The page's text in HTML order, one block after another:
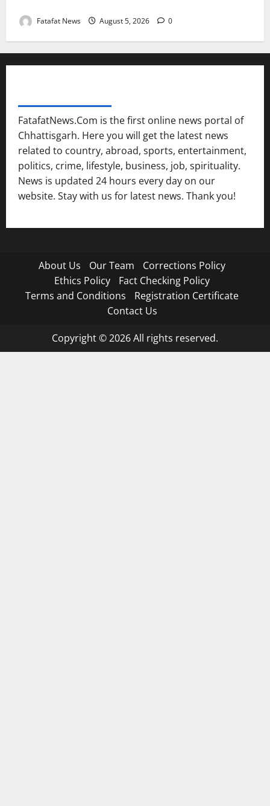
Fatafat News August 5, 2026 0
FatafatNews.Com is the first online news portal of
Chhattisgarh. Here you will get the latest news
related to country, abroad, sports, entertainment,
politics, crime, lifestyle, business, job, spirituality.
News is updated 24 hours every day on our
website. Stay with us for latest news. Thank you!
About Us Our Team
Corrections Policy
Ethics Policy
Fact Checking Policy
Terms and Conditions
Registration Certificate
Contact Us
Copyright © 2026 All rights reserved.